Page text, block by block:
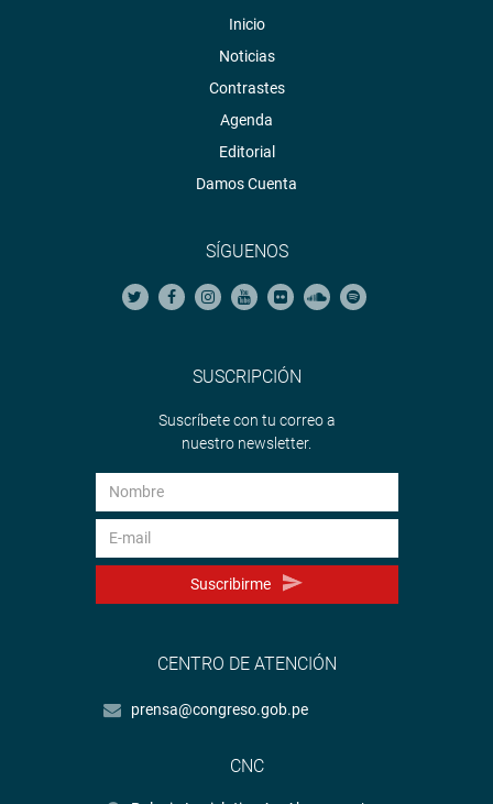
Inicio
Noticias
Contrastes
Agenda
Editorial
Damos Cuenta
SÍGUENOS
SUSCRIPCIÓN
Suscríbete con tu correo a
nuestro newsletter.
Suscribirme
CENTRO DE ATENCIÓN
prensa@congreso.gob.pe
CNC